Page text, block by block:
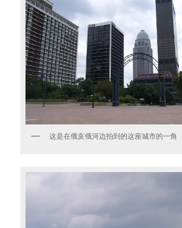
这是在俄亥俄河边拍到的这座城市的一角